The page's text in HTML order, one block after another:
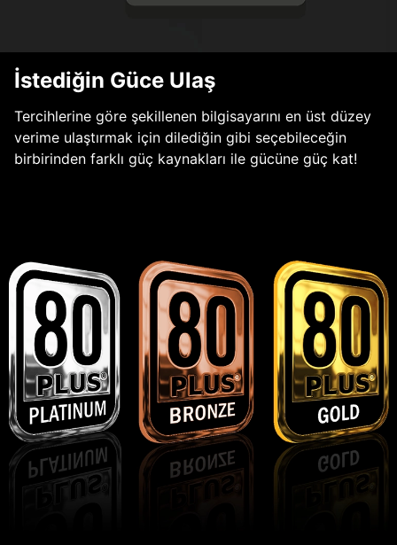
İstediğin Güce Ulaş
Tercihlerine göre şekillenen bilgisayarını en üst düzey
verime ulaştırmak için dilediğin gibi seçebileceğin
birbirinden farklı güç kaynakları ile gücüne güç kat!